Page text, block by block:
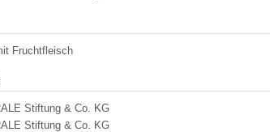
Fruchtfleisch
Stiftung & Co. KG
Stiftung & Co. KG